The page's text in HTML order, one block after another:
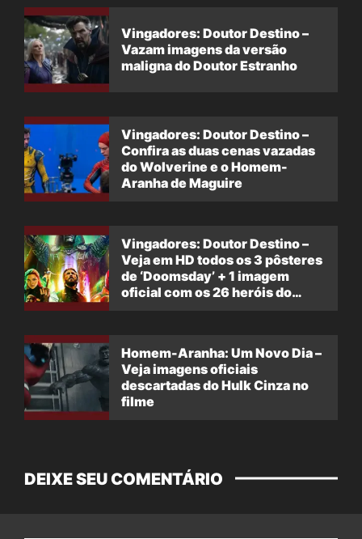
Vingadores: Doutor Destino –
Vazam imagens da versão
maligna do Doutor Estranho
Vingadores: Doutor Destino –
Confira as duas cenas vazadas
do Wolverine e o Homem-
Aranha de Maguire
Vingadores: Doutor Destino –
Veja em HD todos os 3 pôsteres
de ‘Doomsday’ + 1 imagem
oficial com os 26 heróis do
Homem-Aranha: Um Novo Dia –
Veja imagens oficiais
descartadas do Hulk Cinza no
filme
DEIXE SEU COMENTÁRIO